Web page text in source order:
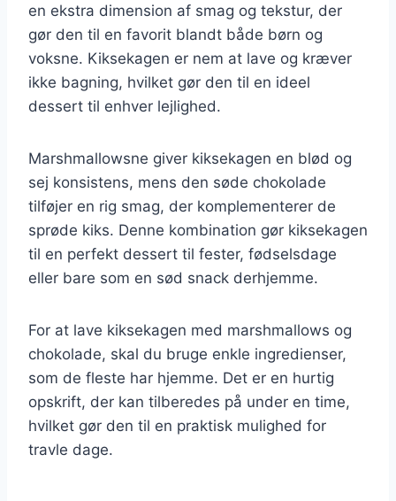
en ekstra dimension af smag og tekstur, der
gør den til en favorit blandt både børn og
voksne. Kiksekagen er nem at lave og kræver
ikke bagning, hvilket gør den til en ideel
dessert til enhver lejlighed.
Marshmallowsne giver kiksekagen en blød og
sej konsistens, mens den søde chokolade
tilføjer en rig smag, der komplementerer de
sprøde kiks. Denne kombination gør kiksekagen
til en perfekt dessert til fester, fødselsdage
eller bare som en sød snack derhjemme.
For at lave kiksekagen med marshmallows og
chokolade, skal du bruge enkle ingredienser,
som de fleste har hjemme. Det er en hurtig
opskrift, der kan tilberedes på under en time,
hvilket gør den til en praktisk mulighed for
travle dage.